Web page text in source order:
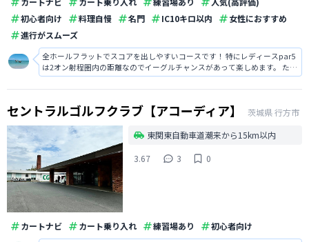
初心者向け
料理自慢 名門 IC10キロ以内
女性におすすめ
進行がスムーズ
全ホールフラットでスコアを出しやすいコースです！ 特にレディースpar5
は2オン射程圏内の距離なのでイーグルチャンスがあって楽しめます。 ただ
池ごえ160yのショート、アウトイン両方最終ホールはティーショットが丁
度池に入る設定になっているのでドライバーを握らず戦略的に攻めなけれ
セントラルゴルフクラブ【アコーディア】 茨城県行方市
東関東自動車道潮来から15km以内
3.67
3 0
カートナビ カート乗り入れ 練習場あり 初心者向け